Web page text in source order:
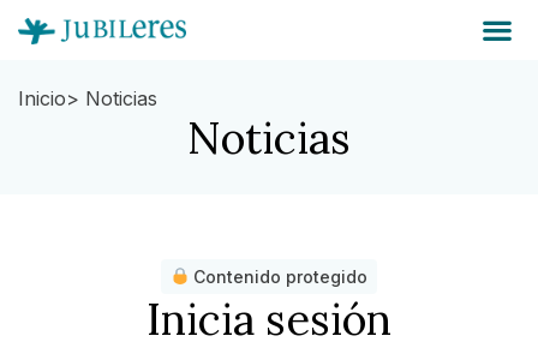
Inicio> Noticias
Noticias
Contenido protegido
Inicia sesión